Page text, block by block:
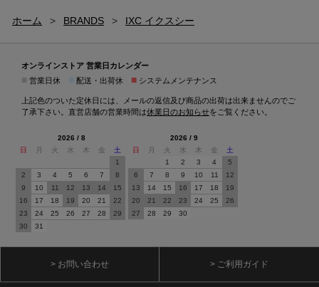
ホーム > BRANDS > IXC イクスシー
オンラインストア 営業日カレンダー
営業日休 配送・出荷休 ■ システムメンテナンス
上記色のついた定休日には、メールの返信及び商品の出荷は出来ませんのでご
了承下さい。直営店舗の営業時間は休業日のお知らせをご覧ください。
2026 / 8
日
月 火 水 木 金
土
1
2
3 4 5 6 7
8
9
10 11 12 13 14
15
16
17 18 19 20 21
22
23
24 25 26 27 28
29
30
31
2026 / 9
日
月 火 水 木 金
土
1
2 3 4
5
6
7 8 9 10 11
12
13
14 15 16 17 18
19
20
21 22 23 24 25
26
27
28 29 30
> お問い合わせ > ご利用ガイド